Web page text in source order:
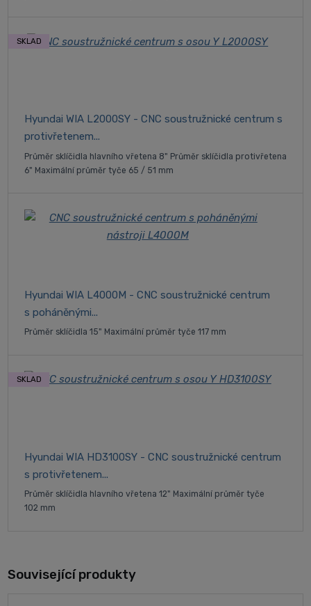
Hyundai WIA L2000SY - CNC soustružnické centrum s
protivřetenem...
Průměr sklíčidla hlavního vřetena 8" Průměr sklíčidla protivřetena
6" Maximální průměr tyče 65 / 51 mm
SKLAD
Hyundai WIA L4000M - CNC soustružnické centrum
s poháněnými...
Průměr sklíčidla 15" Maximální průměr tyče 117 mm
Hyundai WIA HD3100SY - CNC soustružnické centrum
s protivřetenem...
Průměr sklíčidla hlavního vřetena 12" Maximální průměr tyče
102 mm
SKLAD
Související produkty